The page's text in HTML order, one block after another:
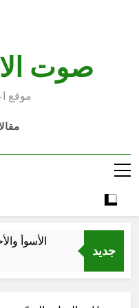
صوت
موقع
جديد
الأسوأ